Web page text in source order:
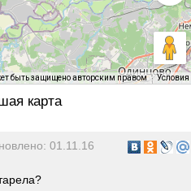
быть защищено авторским правом Условия
01.11.16